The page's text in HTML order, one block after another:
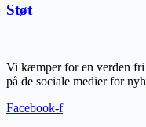
Støt
Vi kæmper for en verden
på de sociale medier for
Facebook-f